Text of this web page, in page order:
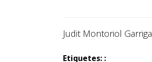
Judit Montoriol Garriga
Etiquetes: